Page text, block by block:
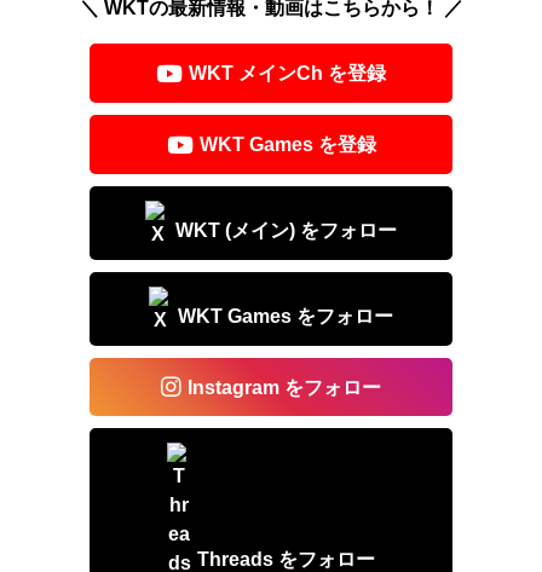
a
s
e
b
o
o
k
＼ WKTの最新情報・動画はこちらから！ ／
WKT メインCh を登録
WKT Games を登録
WKT (メイン) をフォロー
WKT Games をフォロー
Instagram をフォロー
Threads をフォロー